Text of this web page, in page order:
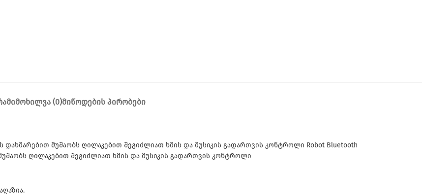
ᲛᲘᲛᲝᲮᲘᲚᲕᲐ (0)ᲛᲘᲬᲝᲓᲔᲑᲘᲡ ᲞᲘᲠᲝᲑᲔᲑᲘ
მუშაობს ღილაკებით შეგიძლიათ ხმის და მუსიკის გადართვის კონტროლი Robot Bluetooth
ღილაკებით შეგიძლიათ ხმის და მუსიკის გადართვის კონტროლი